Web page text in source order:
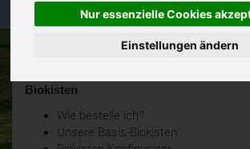
Nur essenzielle Cookies
Einstellungen ändern
Biokisten
Wie bestelle ich?
Unsere Basis-Biokisten